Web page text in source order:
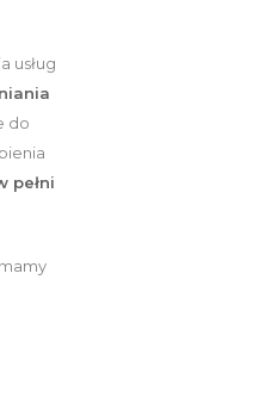
usług
do
pełni